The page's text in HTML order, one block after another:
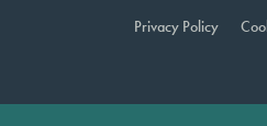
Privacy Policy